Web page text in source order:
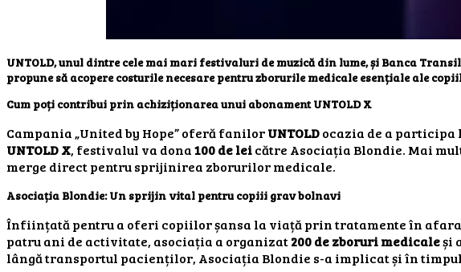
UNTOLD, unul dintre cele mai mari festivaluri de muzică din lume, și Banca
propune să acopere costurile necesare pentru zborurile medicale esențiale ale
Cum poți contribui prin achiziționarea unui abonament UNTOLD X
Campania „United by Hope” oferă fanilorUNTOLDocazia de a
UNTOLD X, festivalul va dona100 de leicătre Asociația Blondie. Mai
merge direct pentru sprijinirea zborurilor medicale.
Asociația Blondie: Un sprijin vital pentru copiii grav bolnavi
Înființată pentru a oferi copiilor șansa la viață prin tratamente în
patru ani de activitate, asociația a organizat200 de zboruri medicaleși
lângă transportul pacienților, Asociația Blondie s-a implicat și în